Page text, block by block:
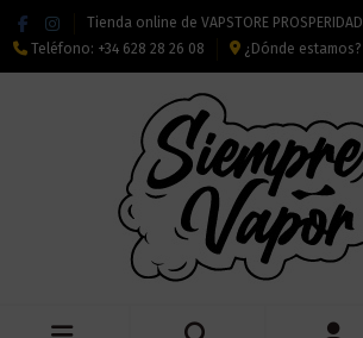
Tienda online de VAPSTORE PROSPERIDAD
Teléfono: +34 628 28 26 08 ¿Dónde estamos?